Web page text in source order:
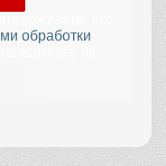
обработки
их.